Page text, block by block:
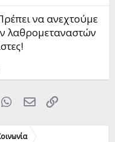
να ανεχτούμε
λαθρομεταναστών
WhatsApp
Email